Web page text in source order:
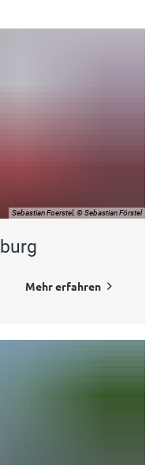
Sebastian Foerstel, © Sebastian Förstel
Mehr erfahren